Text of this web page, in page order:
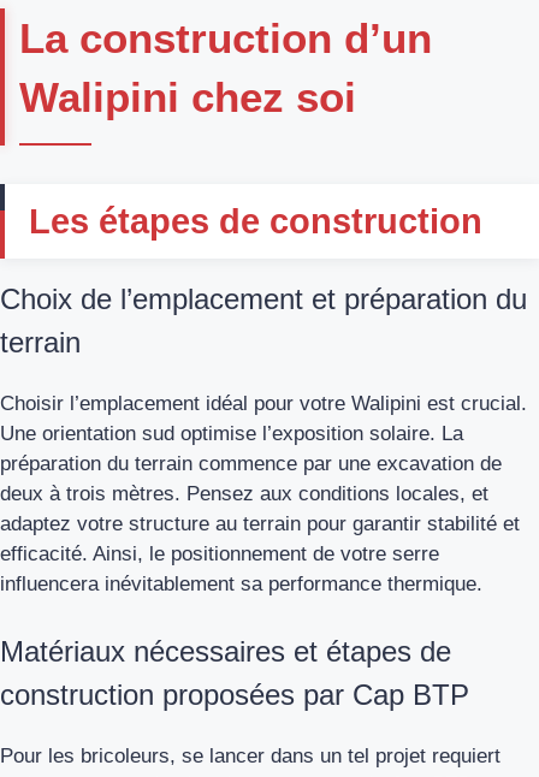
La construction d’un
Walipini chez soi
Les étapes de construction
Choix de l’emplacement et préparation du
terrain
Choisir l’emplacement idéal pour votre Walipini est crucial.
Une orientation sud optimise l’exposition solaire. La
préparation du terrain commence par une excavation de
deux à trois mètres. Pensez aux conditions locales, et
adaptez votre structure au terrain pour garantir stabilité et
efficacité. Ainsi, le positionnement de votre serre
influencera inévitablement sa performance thermique.
Matériaux nécessaires et étapes de
construction proposées par Cap BTP
Pour les bricoleurs, se lancer dans un tel projet requiert